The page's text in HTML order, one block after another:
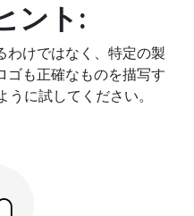
ント:
わけではなく、特定の製
ゴも正確なものを描写す
うに試してください。